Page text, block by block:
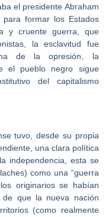
el presidente Abraham
formar los Estados
y cruente guerra, que
la esclavitud fue
de la opresión, la
el pueblo negro sigue
del capitalismo
tuvo, desde su propia
una clara política
independencia, esta se
como una “guerra
originarios se habían
que la nueva nación
(como realmente